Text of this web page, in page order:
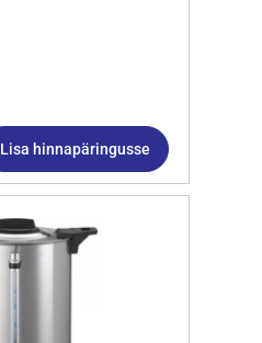
Lisa hinnapäringusse